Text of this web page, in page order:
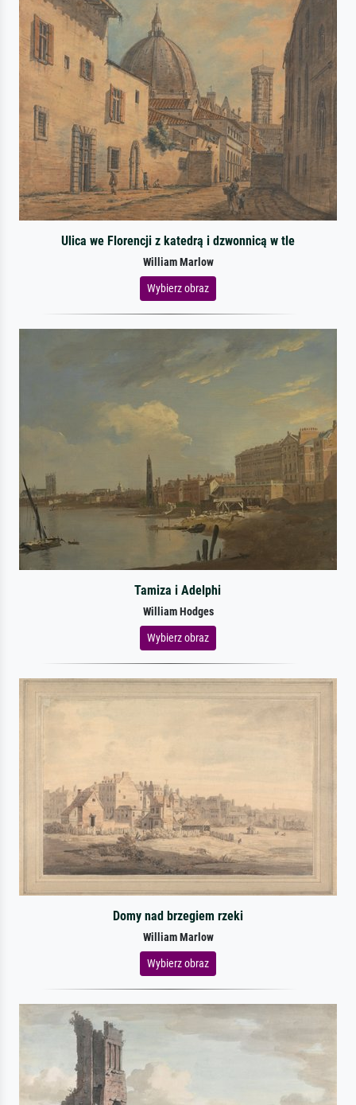
Ulica we Florencji z katedrą i dzwonnicą w tle
William Marlow
Wybierz obraz
Tamiza i Adelphi
William Hodges
Wybierz obraz
Domy nad brzegiem rzeki
William Marlow
Wybierz obraz